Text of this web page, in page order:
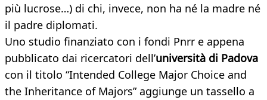
più lucrose…) di chi, invece, non ha né la madre né
il padre diplomati.
Uno studio finanziato con i fondi Pnrr e appena
pubblicato dai ricercatori dell’università di Padova
con il titolo “Intended College Major Choice and
the Inheritance of Majors” aggiunge un tassello a